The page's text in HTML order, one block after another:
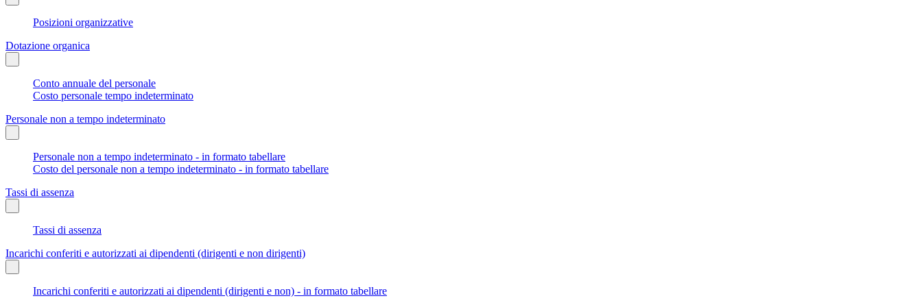
Posizioni organizzative
Dotazione organica
Conto annuale del personale
Costo personale tempo indeterminato
Personale non a tempo indeterminato
Personale non a tempo indeterminato - in formato tabellare
Costo del personale non a tempo indeterminato - in formato tabellare
Tassi di assenza
Tassi di assenza
Incarichi conferiti e autorizzati ai dipendenti (dirigenti e non dirigenti)
Incarichi conferiti e autorizzati ai dipendenti (dirigenti e non) - in formato tabellare